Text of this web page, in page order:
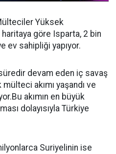
Yüksek
haritaya göre Isparta, 2 bin
ev sahipliği yapıyor.
süredir devam eden iç savaş
akımı yaşandı ve
akımın en büyük
dolayısıyla Türkiye
Suriyelinin ise